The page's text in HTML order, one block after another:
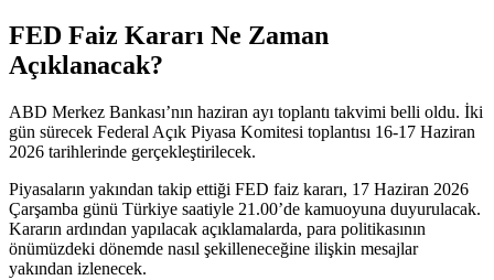
FED Faiz Kararı Ne Zaman
Açıklanacak?
ABD Merkez Bankası’nın haziran ayı toplantı takvimi belli oldu. İki
gün sürecek Federal Açık Piyasa Komitesi toplantısı 16-17 Haziran
2026 tarihlerinde gerçekleştirilecek.
Piyasaların yakından takip ettiği FED faiz kararı, 17 Haziran 2026
Çarşamba günü Türkiye saatiyle 21.00’de kamuoyuna duyurulacak.
Kararın ardından yapılacak açıklamalarda, para politikasının
önümüzdeki dönemde nasıl şekilleneceğine ilişkin mesajlar
yakından izlenecek.